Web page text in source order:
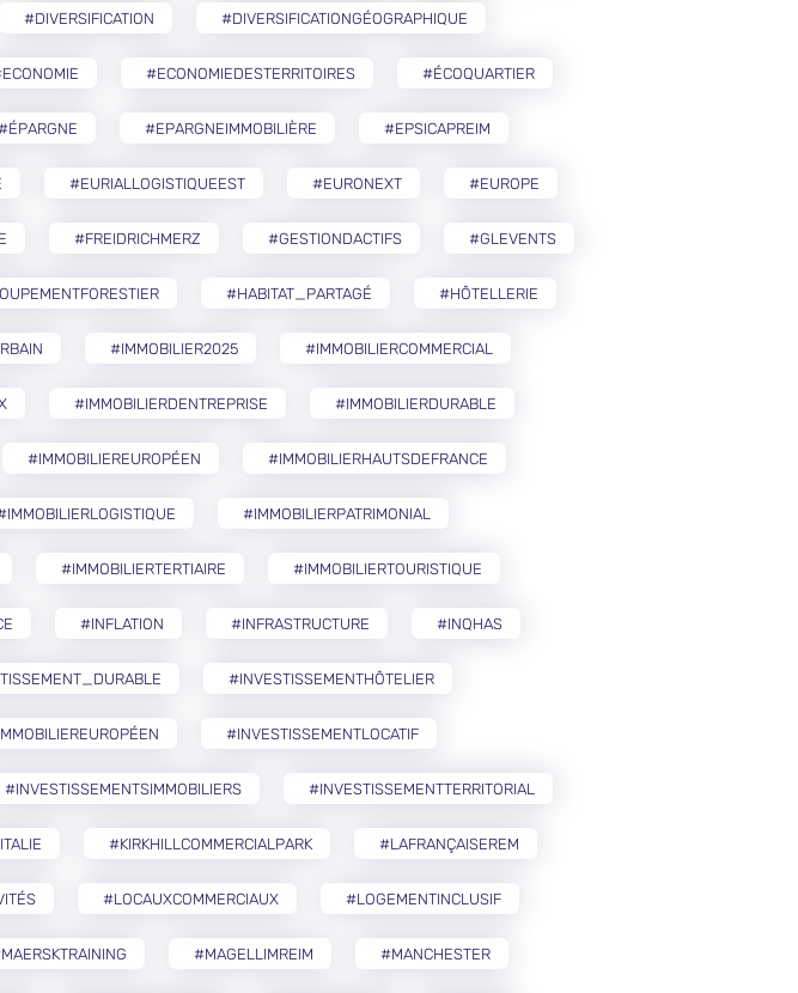
#DIVERSIFICATION #DIVERSIFICATIONGÉOGRAPHIQUE
#ECONOMIEDESTERRITOIRES #ÉCOQUARTIER
#EPARGNEIMMOBILIÈRE #EPSICAPREIM
#EURIALLOGISTIQUEEST #EURONEXT #EUROPE
#FREIDRICHMERZ #GESTIONDACTIFS #GLEVENTS
#HABITAT_PARTAGÉ #HÔTELLERIE
#IMMOBILIER2025 #IMMOBILIERCOMMERCIAL
#IMMOBILIERDENTREPRISE #IMMOBILIERDURABLE
#IMMOBILIEREUROPÉEN #IMMOBILIERHAUTSDEFRANCE
#IMMOBILIERPATRIMONIAL
#IMMOBILIERTERTIAIRE #IMMOBILIERTOURISTIQUE
#INFLATION #INFRASTRUCTURE #INQHAS
#INVESTISSEMENTHÔTELIER
#INVESTISSEMENTLOCATIF
#INVESTISSEMENTSIMMOBILIERS #INVESTISSEMENTTERRITORIAL
#KIRKHILLCOMMERCIALPARK #LAFRANÇAISEREM
#LOCAUXCOMMERCIAUX #LOGEMENTINCLUSIF
#MAGELLIMREIM #MANCHESTER